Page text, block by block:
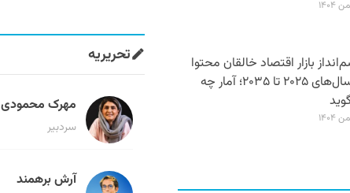
بازار اقتصاد خالقان محتوا
در سال‌های ۲۰۲۵ تا ۲۰۳۵؛ آمار چه
تحریریه
مهرک محمودی
سردبیر
آرش برهمند